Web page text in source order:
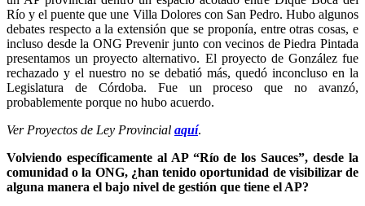
Río y el puente que une Villa Dolores con San Pedro. Hubo algunos
debates respecto a la extensión que se proponía, entre otras cosas, e
incluso desde la ONG Prevenir junto con vecinos de Piedra Pintada
presentamos un proyecto alternativo. El proyecto de González fue
rechazado y el nuestro no se debatió más, quedó inconcluso en la
Legislatura de Córdoba. Fue un proceso que no avanzó,
probablemente porque no hubo acuerdo.
Ver Proyectos de Ley Provincial aquí.
Volviendo específicamente al AP “Río de los Sauces”, desde la
comunidad o la ONG, ¿han tenido oportunidad de visibilizar de
alguna manera el bajo nivel de gestión que tiene el AP?